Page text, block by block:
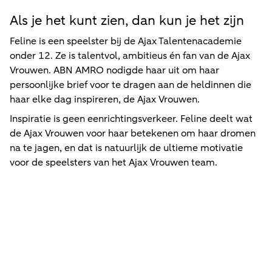
Als je het kunt zien, dan kun je het zijn
Feline is een speelster bij de Ajax Talentenacademie
onder 12. Ze is talentvol, ambitieus én fan van de Ajax
Vrouwen. ABN AMRO nodigde haar uit om haar
persoonlijke brief voor te dragen aan de heldinnen die
haar elke dag inspireren, de Ajax Vrouwen.
Inspiratie is geen eenrichtingsverkeer. Feline deelt wat
de Ajax Vrouwen voor haar betekenen om haar dromen
na te jagen, en dat is natuurlijk de ultieme motivatie
voor de speelsters van het Ajax Vrouwen team.